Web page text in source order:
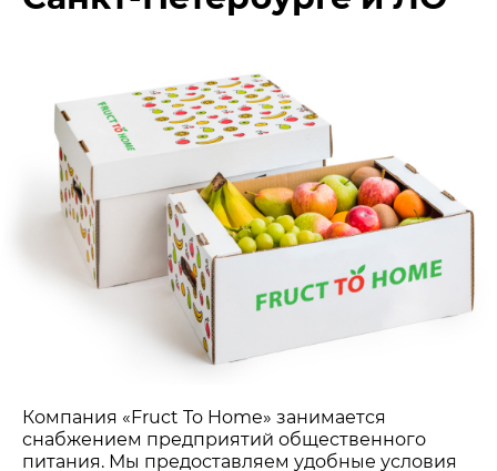
Компания «Fruct To Home» занимается
снабжением предприятий общественного
питания. Мы предоставляем удобные условия